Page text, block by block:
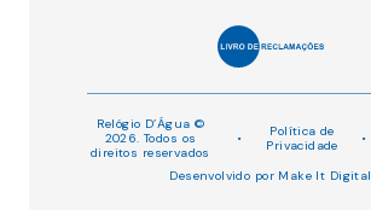
Relógio D’Água ©
2026. Todos os
direitos reservados
•
Política de
Privacidade
•
Desenvolvido por Make It Digital